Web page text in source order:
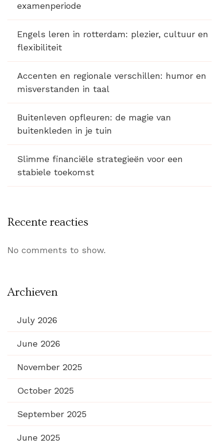
examenperiode
Engels leren in rotterdam: plezier, cultuur en
flexibiliteit
Accenten en regionale verschillen: humor en
misverstanden in taal
Buitenleven opfleuren: de magie van
buitenkleden in je tuin
Slimme financiële strategieën voor een
stabiele toekomst
Recente reacties
No comments to show.
Archieven
July 2026
June 2026
November 2025
October 2025
September 2025
June 2025